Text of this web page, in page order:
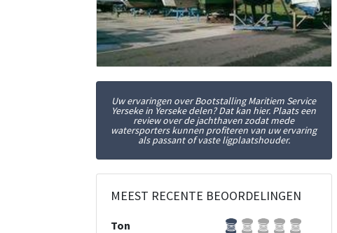
Uw ervaringen over Bootstalling Maritiem Service
Yerseke in Yerseke delen? Dat kan hier. Plaats een
review over de jachthaven zodat mede
watersporters kunnen profiteren van uw ervaring
als passant of vaste ligplaatshouder.
MEEST RECENTE BEOORDELINGEN
Ton